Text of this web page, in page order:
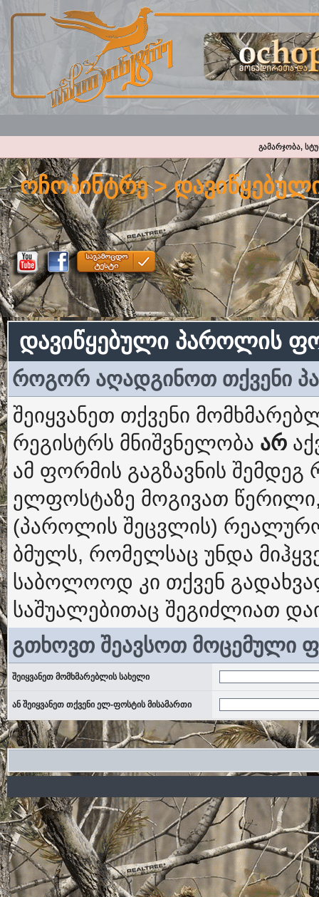
გამარჯობა,
ოჩოპინტრე>
დავიწყებული პაროლის
როგორ აღადგინოთ თქვენი
შეიყვანეთ თქვენი
რეგისტრს მნიშვნელობა არ
ამ ფორმის გაგზავნის
ელფოსტაზე მოგივათ
(პაროლის შეცვლის)
ბმულს, რომელსაც უნდა
საბოლოოდ კი თქვენ
საშუალებითაც შეგიძლიათ
გთხოვთ შეავსოთ მოცემული
შეიყვანეთ მომხმარებლის სახელი
ან შეიყვანეთ თქვენი ელ-ფოსტის მისამართი